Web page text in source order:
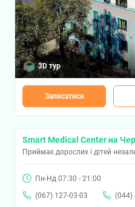
3D тур
Записатися
Smart Medical Center на
Приймає дорослих і дітей
Пн-Нд 07:30 - 21:00
(067) 127-03-03
(044)